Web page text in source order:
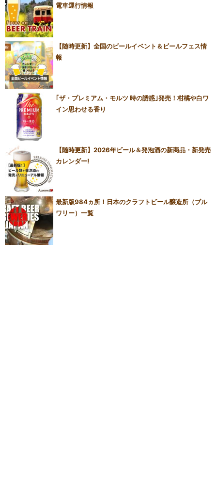
電車運行情報
【随時更新】全国のビールイベント＆ビールフェス情
報
｢ザ・プレミアム・モルツ 時の誘惑｣発売！柑橘や白ワ
イン思わせる香り
【随時更新】2026年ビール＆発泡酒の新商品・新発売
カレンダー!
最新版984ヵ所！日本のクラフトビール醸造所（ブル
ワリー）一覧